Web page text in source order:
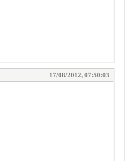
17/08/2012, 07:50:03